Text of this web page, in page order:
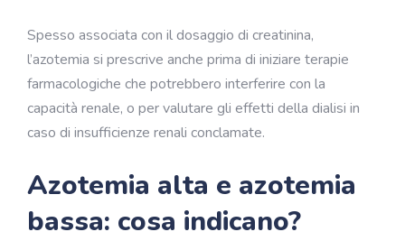
Spesso associata con il dosaggio di creatinina,
l’azotemia si prescrive anche prima di iniziare terapie
farmacologiche che potrebbero interferire con la
capacità renale, o per valutare gli effetti della dialisi in
caso di insufficienze renali conclamate.
Azotemia alta e azotemia
bassa: cosa indicano?